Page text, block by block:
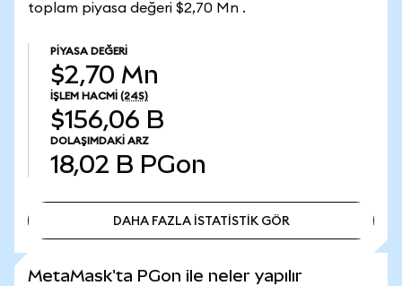
toplam piyasa değeri $2,70 Mn .
PIYASA DEĞERI
$2,70 Mn
İŞLEM HACMI (24S)
$156,06 B
DOLAŞIMDAKI ARZ
18,02 B PGon
DAHA FAZLA İSTATİSTİK GÖR
MetaMask'ta PGon ile neler yapılır